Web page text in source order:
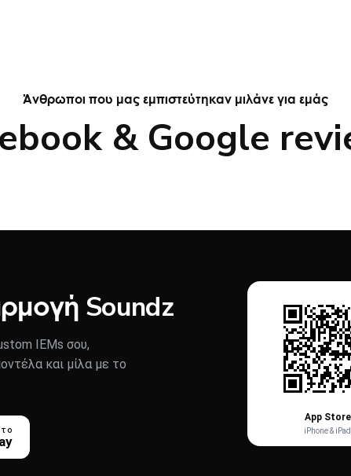
Άνθρωποι που μας εμπιστεύτηκαν μιλάνε για εμάς
& Google
Soundz
IEMs σου,
και μίλα με το
το
App Store
iPhone & iPad